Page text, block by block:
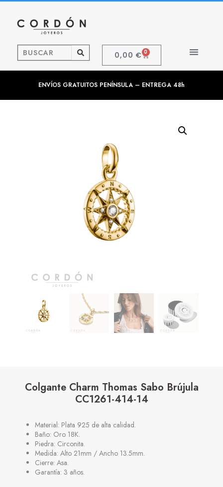
0,00 € 0
ENVÍOS GRATUITOS PENÍNSULA – ENTREGA 48h
Colgante Charm Thomas Sabo Brújula
CC1261-414-14
Material: Plata 925 de alta calidad.
Baño: Oro 18K.
Piedra: Circonita.
Medida: Alto 21mm / Ancho 13.5mm.
Cierre: Asa.
Garantía: 3 años.